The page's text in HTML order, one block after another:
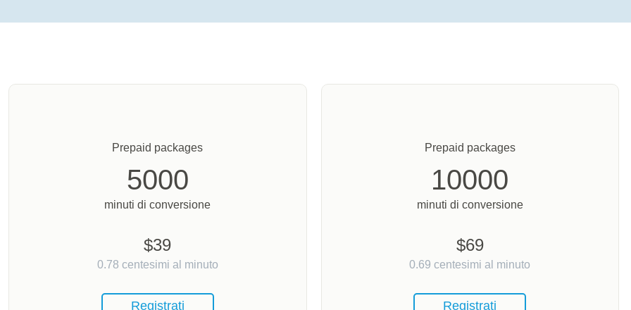
Prepaid packages
5000
minuti di conversione
$39
0.78 centesimi al minuto
Registrati
Prepaid packages
10000
minuti di conversione
$69
0.69 centesimi al minuto
Registrati